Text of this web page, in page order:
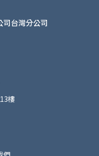
司台灣分公司
樓